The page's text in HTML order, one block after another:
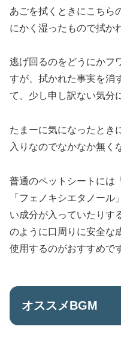
あごを拭くときにこちら
にかく湿ったもので拭か
逃げ回るのをどうにかフ
すが、拭かれた事実を消
て、少し申し訳ない気分
たまーに気になったとき
入りなのでなかなか無く
普通のペットシートには
「フェノキシエタノー
い成分が入っていたりす
のように口周りに安全な
使用するのがおすすめで
オススメBGM